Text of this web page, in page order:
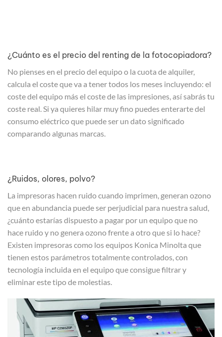
¿Cuánto es el precio del renting de la fotocopiadora?
No pienses en el precio del equipo o la cuota de alquiler,
calcula el coste que va a tener todos los meses incluyendo: el
coste del equipo más el coste de las impresiones, así sabrás tu
coste real. Si ya quieres hilar muy fino puedes enterarte del
consumo eléctrico que puede ser un dato significado
comparando algunas marcas.
¿Ruidos, olores, polvo?
La impresoras hacen ruido cuando imprimen, generan ozono
que en abundancia puede ser perjudicial para nuestra salud,
¿cuánto estarías dispuesto a pagar por un equipo que no
hace ruido y no genera ozono frente a otro que si lo hace?
Existen impresoras como los equipos Konica Minolta que
tienen estos parámetros totalmente controlados, con
tecnología incluida en el equipo que consigue filtrar y
eliminar este tipo de molestias.